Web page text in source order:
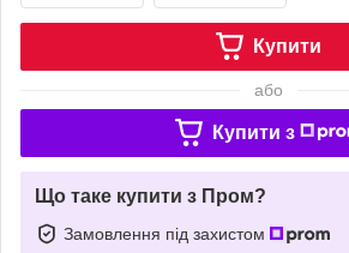
Купити
або
Купити з
Що таке купити з Пром?
Замовлення під захистом